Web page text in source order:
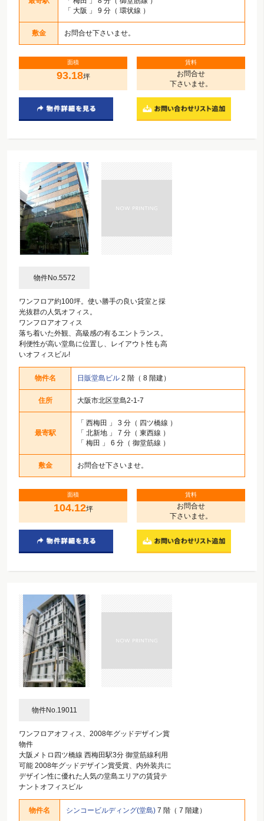
「 大阪 」 9 分（ 環状線 ）
敷金 お問合せ下さいませ。
面積
93.18坪
賃料
お問合せ
下さいませ。
物件No.5572
ワンフロア約100坪。使い勝手の良い貸室と採
光抜群の人気オフィス。
ワンフロアオフィス
落ち着いた外観、高級感の有るエントランス。
利便性が高い堂島に位置し、レイアウト性も高
いオフィスビル!
物件名 日販堂島ビル 2 階（ 8 階建）
住所 大阪市北区堂島2-1-7
最寄駅
「 西梅田
」 3 分（ 四ツ橋線 ）
「 北新地 」 7 分（ 東西線 ）
「 梅田 」 6 分（ 御堂筋線 ）
敷金 お問合せ下さいませ。
面積
104.12坪
賃料
お問合せ
下さいませ。
物件No.19011
ワンフロアオフィス、2008年グッドデザイン賞
物件
大阪メトロ四ツ橋線 西梅田駅3分 御堂筋線利用
可能 2008年グッドデザイン賞受賞、内外装共に
デザイン性に優れた人気の堂島エリアの賃貸テ
ナントオフィスビル
物件名 シンコービルディング(堂島) 7 階（ 7 階建）